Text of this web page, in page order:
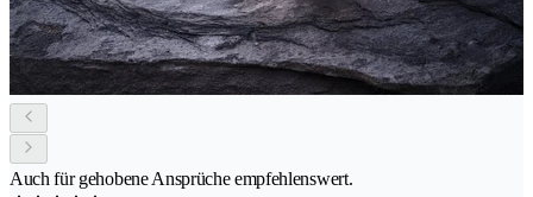
Auch für gehobene Ansprüche empfehlenswert.